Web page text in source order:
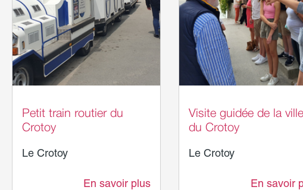
Petit train routier du
Crotoy
Le Crotoy
En savoir plus
Visite guidée de la ville
du Crotoy
Le Crotoy
En savoir